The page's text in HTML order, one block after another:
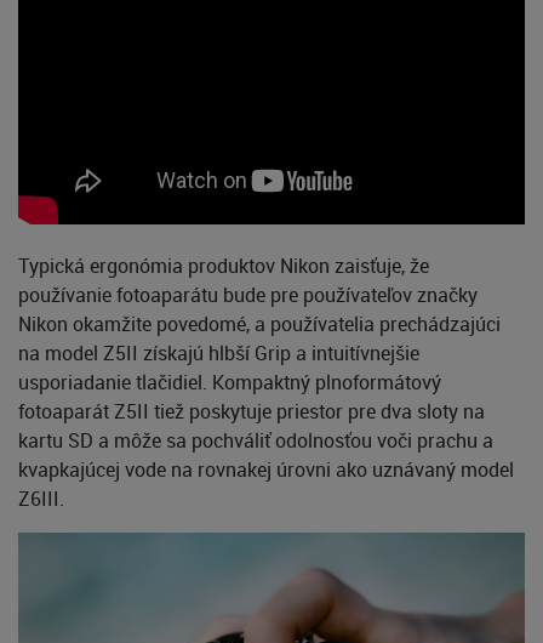
Typická ergonómia produktov Nikon zaisťuje, že
používanie fotoaparátu bude pre používateľov značky
Nikon okamžite povedomé, a používatelia prechádzajúci
na model Z5II získajú hlbší Grip a intuitívnejšie
usporiadanie tlačidiel. Kompaktný plnoformátový
fotoaparát Z5II tiež poskytuje priestor pre dva sloty na
kartu SD a môže sa pochváliť odolnosťou voči prachu a
kvapkajúcej vode na rovnakej úrovni ako uznávaný model
Z6III.